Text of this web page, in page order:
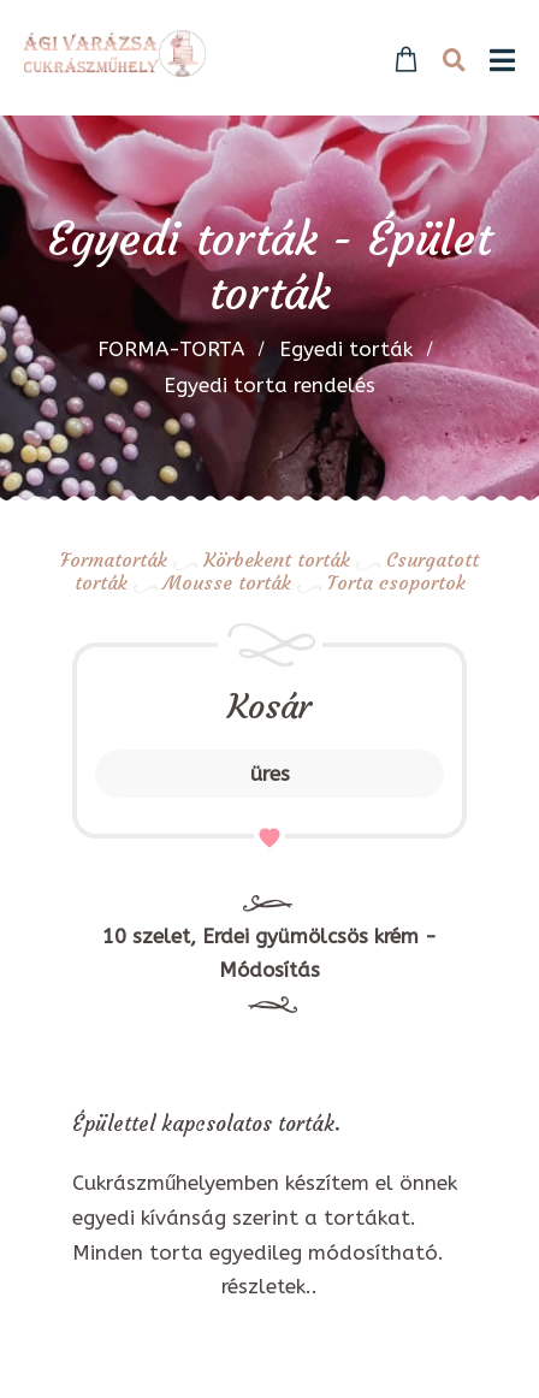
Egyedi torták - Épület
torták
FORMA-TORTA
Egyedi torták
Egyedi torta rendelés
Formatorták Körbekent torták
Csurgatott
torták
Mousse torták Torta csoportok
Kosár
üres
10 szelet, Erdei gyümölcsös krém -
Módosítás
Épülettel kapcsolatos torták.
Cukrászműhelyemben készítem el önnek
egyedi kívánság szerint a tortákat.
Minden torta egyedileg módosítható.
részletek..